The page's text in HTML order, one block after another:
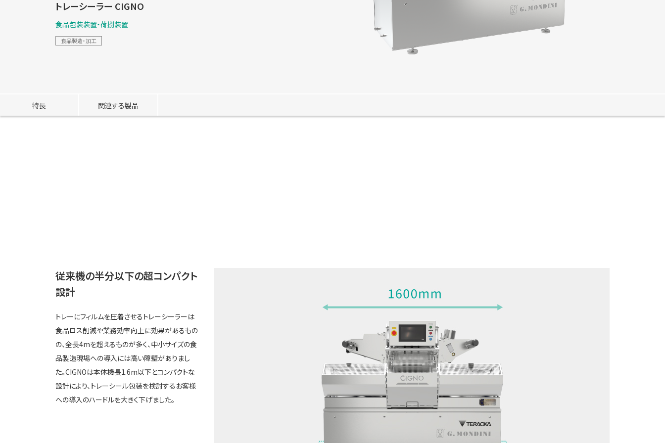
トレーシーラー CIGNO
食品包装装置・荷捌装置
食品製造・加工
特長 関連する製品
従来機の半分以下の超コンパクト
設計
トレーにフィルムを圧着させるトレーシーラーは
食品ロス削減や業務効率向上に効果があるもの
の、全長4mを超えるものが多く、中小サイズの食
品製造現場への導入には高い障壁がありまし
た。CIGNOは本体機長1.6m以下とコンパクトな
設計により、トレーシール包装を検討するお客様
への導入のハードルを大きく下げました。